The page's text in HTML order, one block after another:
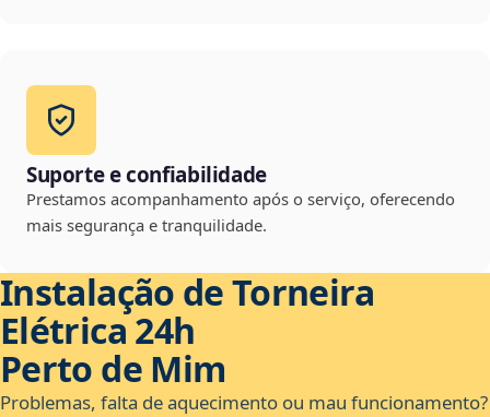
Suporte e confiabilidade
Prestamos acompanhamento após o serviço, oferecendo
mais segurança e tranquilidade.
Instalação de Torneira
Elétrica 24h
Perto de Mim
Problemas, falta de aquecimento ou mau funcionamento?